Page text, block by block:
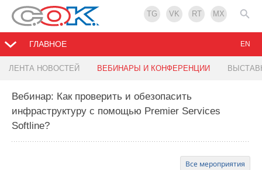
TG VK RT MX
ГЛАВНОЕ
ЛЕНТА НОВОСТЕЙ ВЕБИНАРЫ И КОНФЕРЕНЦИИ
EN
Вебинар: Как проверить и обезопасить
инфраструктуру с помощью Premier Services
Softline?
Все мероприятия